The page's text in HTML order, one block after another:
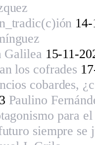
Galilea 15-11-
los cofrades
cobardes,
Paulino
para
siempre se